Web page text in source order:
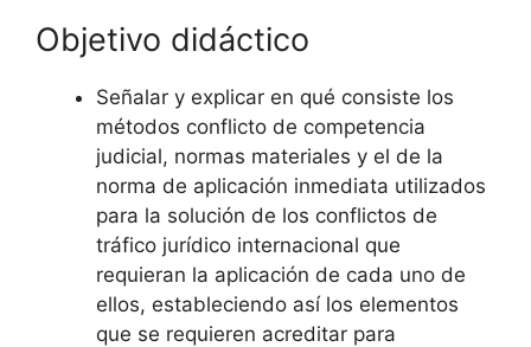
Objetivo didáctico
Señalar y explicar en qué consiste los
métodos conflicto de competencia
judicial, normas materiales y el de la
norma de aplicación inmediata utilizados
para la solución de los conflictos de
tráfico jurídico internacional que
requieran la aplicación de cada uno de
ellos, estableciendo así los elementos
que se requieren acreditar para